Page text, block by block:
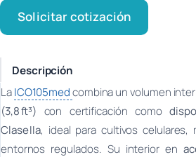
Solicitar cotización
Descripción
LaICO105medcombina un volumen
(3,8 ft³) con certificación como
Clase IIa, ideal para cultivos celulares,
entornos regulados. Su interior en